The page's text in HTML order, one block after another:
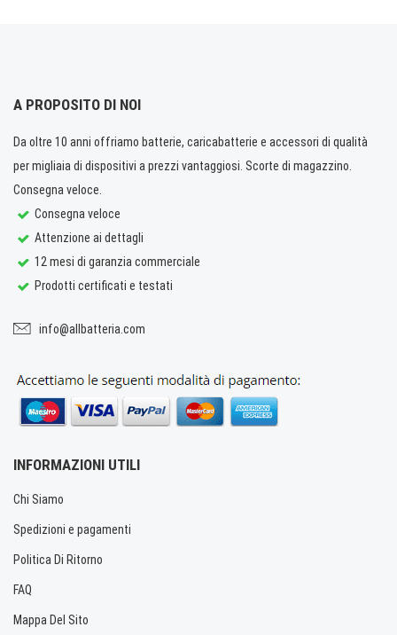
A PROPOSITO DI NOI
Da oltre 10 anni offriamo batterie, caricabatterie e accessori di qualità
per migliaia di dispositivi a prezzi vantaggiosi. Scorte di magazzino.
Consegna veloce.
Consegna veloce
Attenzione ai dettagli
12 mesi di garanzia commerciale
Prodotti certificati e testati
info@allbatteria.com
INFORMAZIONI UTILI
Chi Siamo
Spedizioni e pagamenti
Politica Di Ritorno
FAQ
Mappa Del Sito